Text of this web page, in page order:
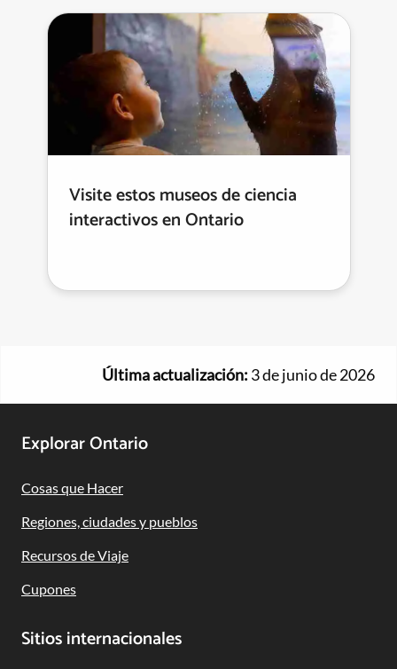
Visite estos museos de ciencia
interactivos en Ontario
Última actualización: 3 de junio de 2026
Footer
Navigation
Explorar Ontario
Cosas que Hacer
Regiones, ciudades y pueblos
Recursos de Viaje
Cupones
Sitios internacionales